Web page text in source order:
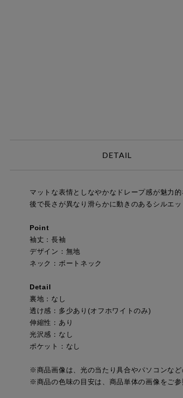
DETAIL
マットな表情としなやかなドレープ感が魅力
後で長さが異なり滑らかに動きのあるシルエ
Point
袖丈：長袖
デザイン：無地
ネック：ボートネック
Detail
裏地：なし
透け感：多少あり(オフホワイトのみ)
伸縮性：あり
光沢感：なし
ポケット：なし
※商品画像は、光の当たり具合やパソコンな
※商品の色味の目安は、商品単体の画像をご参